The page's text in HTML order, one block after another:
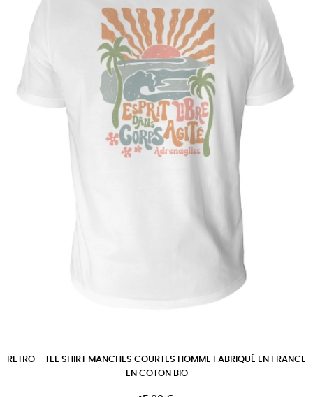
RETRO - TEE SHIRT MANCHES COURTES HOMME FABRIQUÉ EN FRANCE
EN COTON BIO